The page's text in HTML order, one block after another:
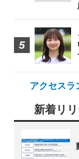
アクセスラ
新着リ